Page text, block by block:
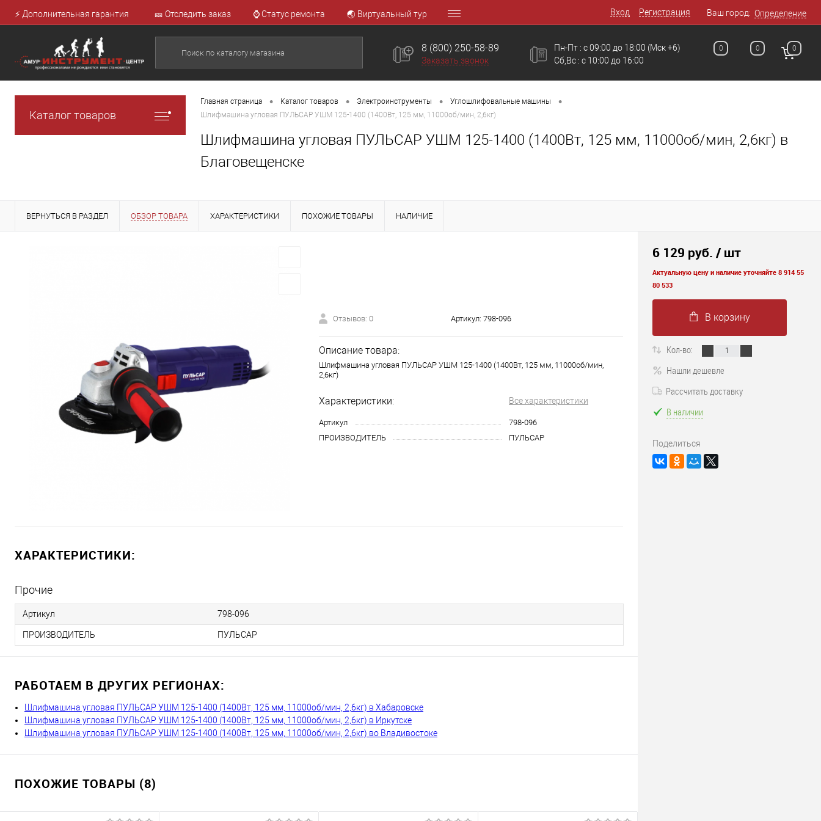
⚡ Дополнительная гарантия 🎫 Отследить заказ ⌚ Статус ремонта 🌏 Виртуальный тур Вход Регистрация Ваш город: Определение
8 (800) 250-58-89
Заказать звонок
Пн-Пт : с 09:00 до 18:00
Сб,Вс : c 10:00 до 16:00
(Мск +6) 0 0 0
Каталог товаров
Главная страница • Каталог товаров • Электроинструменты • Углошлифовальные машины •
Шлифмашина угловая ПУЛЬСАР УШМ 125-1400 (1400Вт, 125 мм, 11000об/мин, 2,6кг)
Шлифмашина угловая ПУЛЬСАР УШМ 125-1400 (1400Вт, 125 мм, 11000об/мин, 2,6кг) в
Благовещенске
ВЕРНУТЬСЯ В РАЗДЕЛ ОБЗОР ТОВАРА ХАРАКТЕРИСТИКИ ПОХОЖИЕ ТОВАРЫ НАЛИЧИЕ
Отзывов: 0 Артикул: 798-096
Описание товара:
Шлифмашина угловая ПУЛЬСАР УШМ 125-1400 (1400Вт, 125 мм, 11000об/мин,
2,6кг)
Характеристики: Все характеристики
Артикул
798-096
ПРОИЗВОДИТЕЛЬ
ПУЛЬСАР
ХАРАКТЕРИСТИКИ:
Прочие
Артикул 798-096
ПРОИЗВОДИТЕЛЬ ПУЛЬСАР
РАБОТАЕМ В ДРУГИХ РЕГИОНАХ:
Шлифмашина угловая ПУЛЬСАР УШМ 125-1400 (1400Вт, 125 мм, 11000об/мин, 2,6кг) в Хабаровске
Шлифмашина угловая ПУЛЬСАР УШМ 125-1400 (1400Вт, 125 мм, 11000об/мин, 2,6кг) в Иркутске
Шлифмашина угловая ПУЛЬСАР УШМ 125-1400 (1400Вт, 125 мм, 11000об/мин, 2,6кг) во Владивостоке
ПОХОЖИЕ ТОВАРЫ (8)
6 129 руб. / шт
Актуальную цену и наличие уточняйте 8 914 55
80 533
В корзину
Кол-во:
Нашли дешевле
Рассчитать доставку
В наличии
Поделиться